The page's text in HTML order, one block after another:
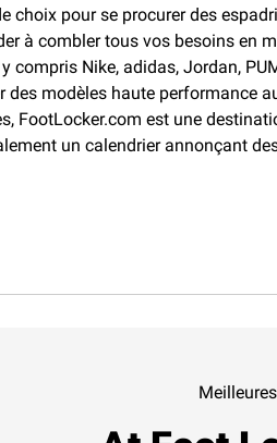
choix pour se procurer des
à combler tous vos besoins en
Nike, adidas, Jordan,
des modèles haute
FootLocker.com est une
un calendrier annonçant